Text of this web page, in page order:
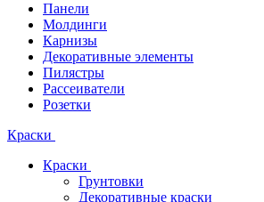
Панели
Молдинги
Карнизы
Декоративные элементы
Пилястры
Рассеиватели
Розетки
Краски
Краски
Грунтовки
Декоративные краски